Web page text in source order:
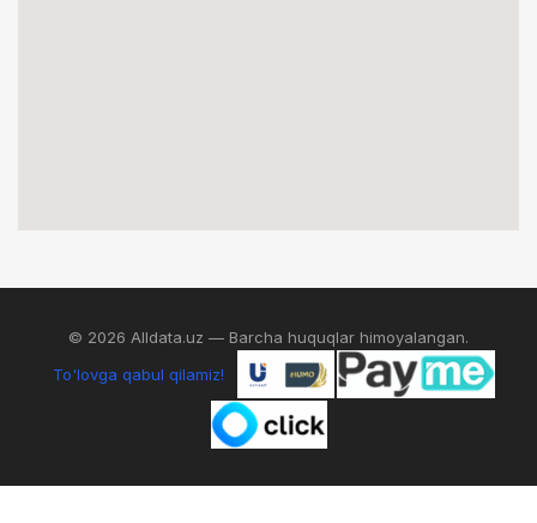
© 2026 Alldata.uz — Barcha huquqlar himoyalangan.
To'lovga qabul qilamiz!